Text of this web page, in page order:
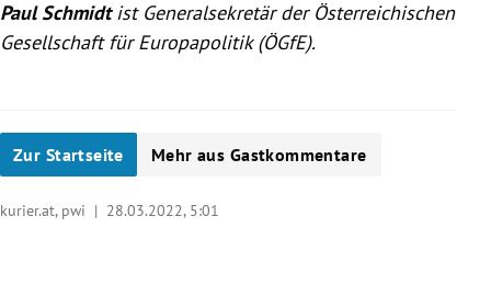
Paul Schmidtist Generalsekretär der Österreichischen
Gesellschaft für Europapolitik (ÖGfE).
Zur Startseite Mehr aus Gastkommentare
kurier.at, pwi | 28.03.2022, 5:01